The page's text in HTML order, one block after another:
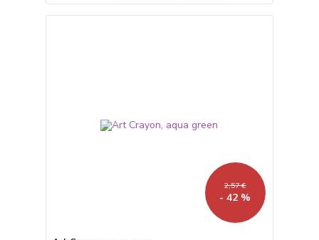
2,57 €
- 42 %